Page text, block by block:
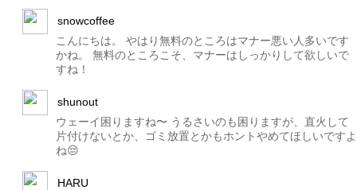
snowcoffee
こんにちは。 やはり無料のところはマナー悪い人多いです
かね。 無料のところこそ、マナーはしっかりして欲しいで
すね！
shunout
ウェーイ困りますね〜 うるさいのも困りますが、直火して
片付けないとか、ゴミ放置とかもホントやめてほしいですよ
ね😔
HARU